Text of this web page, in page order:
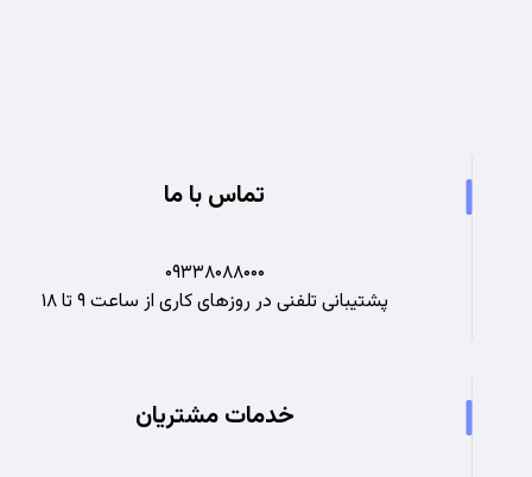
تماس با ما
۰۹۳۳۸۰۸۸۰۰۰
پشتیبانی تلفنی در روزهای کاری از ساعت ۹ تا ۱۸
خدمات مشتریان